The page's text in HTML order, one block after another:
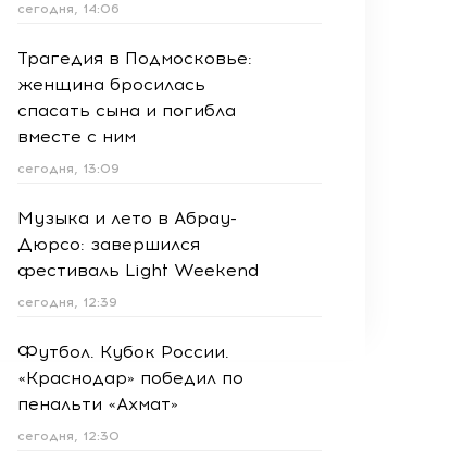
сегодня, 14:06
Трагедия в Подмосковье:
женщина бросилась
спасать сына и погибла
вместе с ним
сегодня, 13:09
Музыка и лето в Абрау-
Дюрсо: завершился
фестиваль Light Weekend
сегодня, 12:39
Футбол. Кубок России.
«Краснодар» победил по
пенальти «Ахмат»
сегодня, 12:30